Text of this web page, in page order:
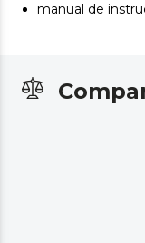
manual de